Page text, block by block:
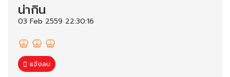
น่ากิน
03 Feb 2559 22:30:16
แจ้งลบ